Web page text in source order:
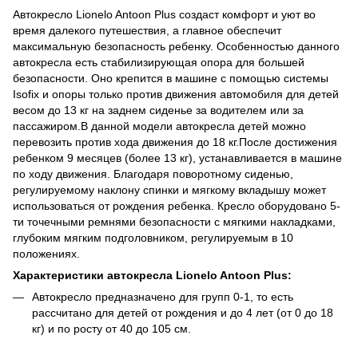
Автокресло Lionelo Antoon Plus создаст комфорт и уют во
время далекого путешествия, а главное обеспечит
максимальную безопасность ребенку. Особенностью данного
автокресла есть стабилизирующая опора для большей
безопасности. Оно крепится в машине с помощью системы
Isofix и опоры только против движения автомобиля для детей
весом до 13 кг на заднем сиденье за водителем или за
пассажиром.В данной модели автокресла детей можно
перевозить против хода движения до 18 кг.После достижения
ребенком 9 месяцев (более 13 кг), устанавливается в машине
по ходу движения. Благодаря поворотному сиденью,
регулируемому наклону спинки и мягкому вкладышу может
использоваться от рождения ребенка. Кресло оборудовано 5-
ти точечными ремнями безопасности с мягкими накладками,
глубоким мягким подголовником, регулируемым в 10
положениях.
Характеристики автокресла Lionelo Antoon Plus:
Автокресло предназначено для групп 0-1, то есть
рассчитано для детей от рождения и до 4 лет (от 0 до 18
кг) и по росту от 40 до 105 см.